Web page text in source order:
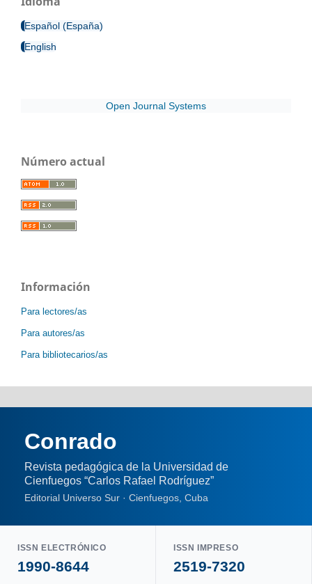
Español (España)
English
Open Journal Systems
Número actual
Información
Para lectores/as
Para autores/as
Para bibliotecarios/as
Conrado
Revista pedagógica de la Universidad de
Cienfuegos “Carlos Rafael Rodríguez”
Editorial Universo Sur · Cienfuegos, Cuba
ISSN ELECTRÓNICO
1990-8644
ISSN IMPRESO
2519-7320